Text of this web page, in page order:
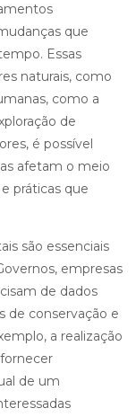
que
Essas
naturais, como
como a
de
é possível
afetam o meio
práticas que
são essenciais
empresas
de dados
de conservação e
a realização
de um